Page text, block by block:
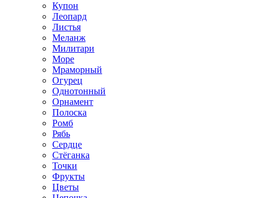
Купон
Леопард
Листья
Меланж
Милитари
Море
Мраморный
Огурец
Однотонный
Орнамент
Полоска
Ромб
Рябь
Сердце
Стёганка
Точки
Фрукты
Цветы